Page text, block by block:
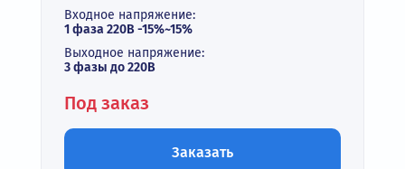
Входное напряжение:
1 фаза 220В -15%~15%
Выходное напряжение:
3 фазы до 220В
Под заказ
Заказать